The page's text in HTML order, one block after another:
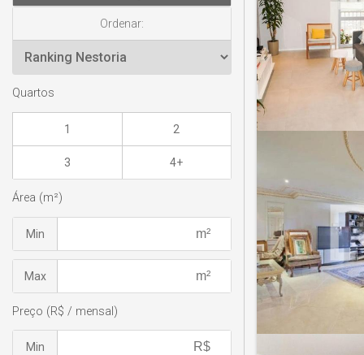
Ordenar:
Quartos
1 2
3 4+
Área (m²)
Min
Max
Preço (R$ / mensal)
Min